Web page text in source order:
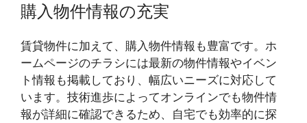
購入物件情報の充実
賃貸物件に加えて、購入物件情報も豊富です。ホ
ームページのチラシには最新の物件情報やイベン
ト情報も掲載しており、幅広いニーズに対応して
います。技術進歩によってオンラインでも物件情
報が詳細に確認できるため、自宅でも効率的に探